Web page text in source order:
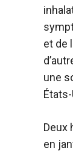
et de
une
Deux
en